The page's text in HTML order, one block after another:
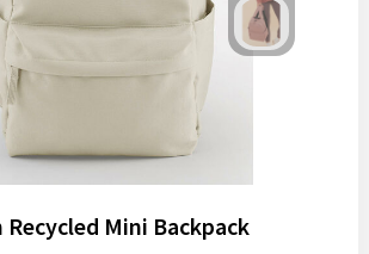
Mini Backpack